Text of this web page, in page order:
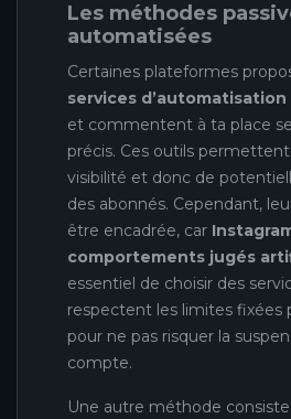
Les méthodes
automatisées
Certaines plateformes
services d’automatisation
et commentent à ta place
précis. Ces outils
visibilité et donc de
des abonnés. Cependant,
être encadrée, car
comportements jugés
essentiel de choisir des
respectent les limites fixées
pour ne pas risquer la
compte.
Une autre méthode consiste